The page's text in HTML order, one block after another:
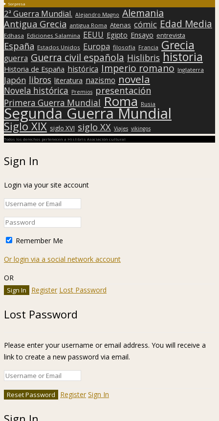
Sorpresa
2ª Guerra Mundial. Alejandro Magno Alemania
Antigua Grecia antigua Roma Atenas cómic Edad Media
Edhasa Ediciones Salamina EEUU Egipto Ensayo entrevista
España Estados Unidos Europa filosofía Francia Grecia
guerra Guerra civil española Hislibris historia
Historia de España histórica Imperio romano Inglaterra
Japón libros literatura nazismo novela
Novela histórica Premios presentación
Primera Guerra Mundial Roma Rusia
Segunda Guerra Mundial
Siglo XIX siglo XVI siglo XX Viajes vikingos
Todos los derechos pertenecen a Hislibris Asociación cultural
Sign In
Login via your site account
Remember Me
Or login via a social network account
OR
Register Lost Password
Lost Password
Please enter your username or email address. You will receive a
link to create a new password via email.
Register Sign In